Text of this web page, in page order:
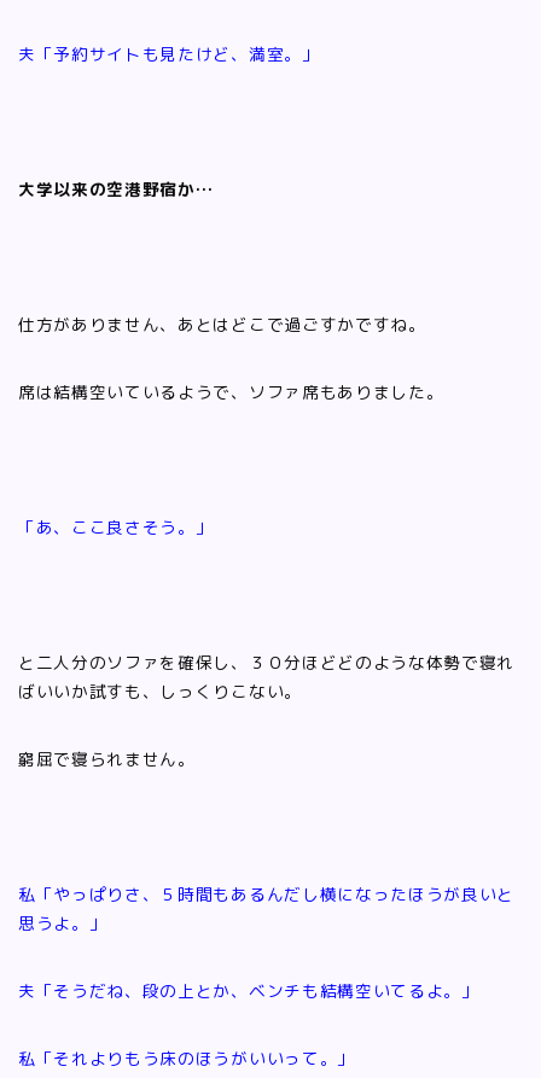
夫「予約サイトも見たけど、満室。」
大学以来の空港野宿か…
仕方がありません、あとはどこで過ごすかですね。
席は結構空いているようで、ソファ席もありました。
「あ、ここ良さそう。」
と二人分のソファを確保し、３０分ほどどのような体勢で寝れ
ばいいか試すも、しっくりこない。
窮屈で寝られません。
私「やっぱりさ、５時間もあるんだし横になったほうが良いと
思うよ。」
夫「そうだね、段の上とか、ベンチも結構空いてるよ。」
私「それよりもう床のほうがいいって。」